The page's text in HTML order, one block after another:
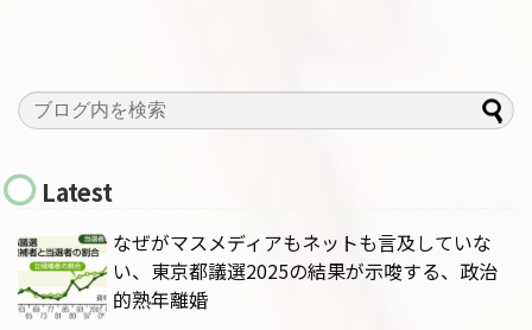
Latest
なぜがマスメディアもネットも言及していな
い、東京都議選2025の結果が示唆する、政治
的熟年離婚